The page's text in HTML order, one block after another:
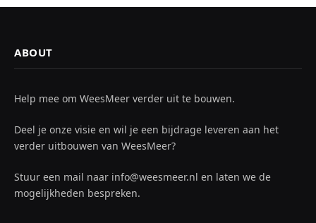
ABOUT
Help mee om WeesMeer verder uit te bouwen.
Deel je onze visie en wil je een bijdrage leveren aan het
verder uitbouwen van WeesMeer?
Stuur een mail naar info@weesmeer.nl en laten we de
mogelijkheden bespreken.